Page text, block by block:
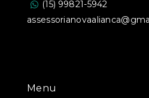
Menu
(15) 99821-5942